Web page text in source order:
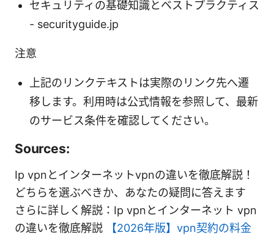
セキュリティの基礎知識とベストプラクティス
- securityguide.jp
注意
上記のリンクテキストは実際のリンク先へ遷
移します。利用時は公式情報を参照して、最新
のサービス条件を確認してください。
Sources:
Ip vpnとインターネットvpnの違いを徹底解説！
どちらを選ぶべきか、あなたの疑問に答えます
さらに詳しく解説：Ip vpnとインターネット vpn
の違いを徹底解説
【2026年版】vpn契約の料金